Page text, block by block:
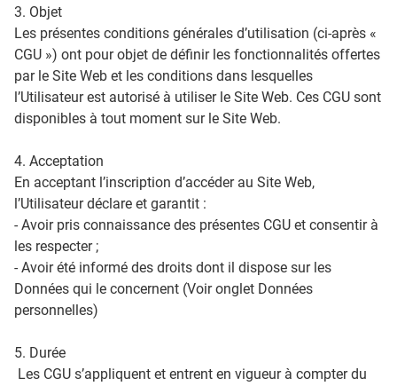
3. Objet
Les présentes conditions générales d’utilisation (ci-après «
CGU ») ont pour objet de définir les fonctionnalités offertes
par le Site Web et les conditions dans lesquelles
l’Utilisateur est autorisé à utiliser le Site Web. Ces CGU sont
disponibles à tout moment sur le Site Web.
4. Acceptation
En acceptant l’inscription d’accéder au Site Web,
l’Utilisateur déclare et garantit :
- Avoir pris connaissance des présentes CGU et consentir à
les respecter ;
- Avoir été informé des droits dont il dispose sur les
Données qui le concernent (Voir onglet Données
personnelles)
5. Durée
Les CGU s’appliquent et entrent en vigueur à compter du